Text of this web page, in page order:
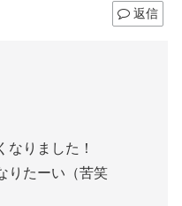
返信
なりました！
りたーい（苦笑